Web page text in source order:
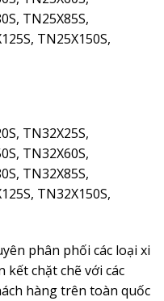
TN25X85S,
TN25X150S,
TN32X25S,
TN32X60S,
TN32X85S,
TN32X150S,
phân phối các loại xi
kết chặt chẽ với các
hàng trên toàn quốc